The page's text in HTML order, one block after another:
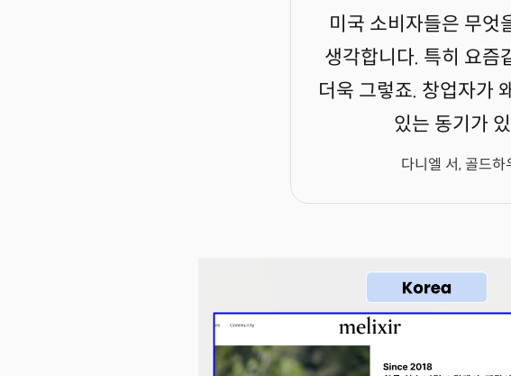
미국 소비자들은 무엇
생각합니다. 특히 요즘
더욱 그렇죠. 창업자가
있는 동기가
다니엘 서, 골드